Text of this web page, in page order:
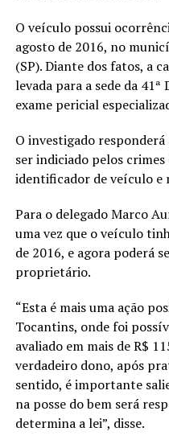
O veículo possui
agosto de 2016, no
(SP). Diante dos fatos, a
levada para a sede da 41ª
exame pericial
O investigado
ser indiciado pelos
identificador de veículo e
Para o delegado Marco
uma vez que o veículo
de 2016, e agora poderá
proprietário.
“Esta é mais uma ação
Tocantins, onde foi
avaliado em mais de R$
verdadeiro dono, após
sentido, é importante
na posse do bem será
determina a lei”, disse.